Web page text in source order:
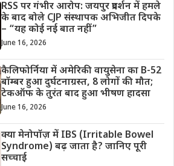
RSS पर गंभीर आरोप: जयपुर प्रदर्शन में हमले
के बाद बोले CJP संस्थापक अभिजीत दिपके
– “यह कोई नई बात नहीं”
June 16, 2026
कैलिफोर्निया में अमेरिकी वायुसेना का B-52
बॉम्बर हुआ दुर्घटनाग्रस्त, 8 लोगों की मौत;
टेकऑफ के तुरंत बाद हुआ भीषण हादसा
June 16, 2026
क्या मेनोपॉज़ में IBS (Irritable Bowel
Syndrome) बढ़ जाता है? जानिए पूरी
सच्चाई